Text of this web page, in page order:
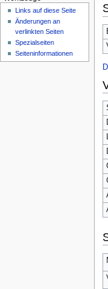
Links auf diese Seite
Änderungen an
verlinkten Seiten
Spezialseiten
Seiten­­informationen